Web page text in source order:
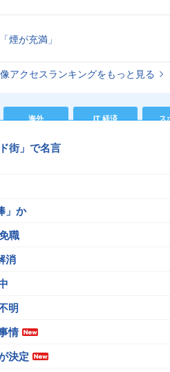
煙が充満」
アクセスランキングをもっと見る
海外 IT 経済 ス
街」で名言
」か
職
消
明
情
決定